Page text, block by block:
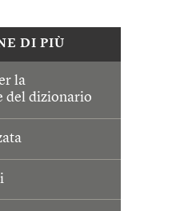
DI PIÙ
la
del dizionario